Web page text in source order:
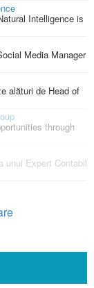
Intelligence is
Media Manager
alături de Head of
through
unui Expert Contabil